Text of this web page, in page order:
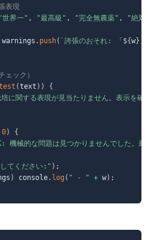
表現
"世界一" , "最高級" , "完全無農薬" , "絶対"
warnings . push( ` 誇張のおそれ: 「 ${w}
ック）
(text ) )
{
に関する表現が見当たりません。表示を確
0)
{
機械的な問題は見つかりませんでした。最
てください:" ) ;
) console. log ( " - " + w) ;